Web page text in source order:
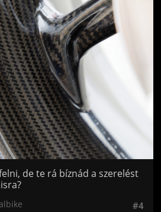
még kép!
de te rá bíznád a szerelést
#4